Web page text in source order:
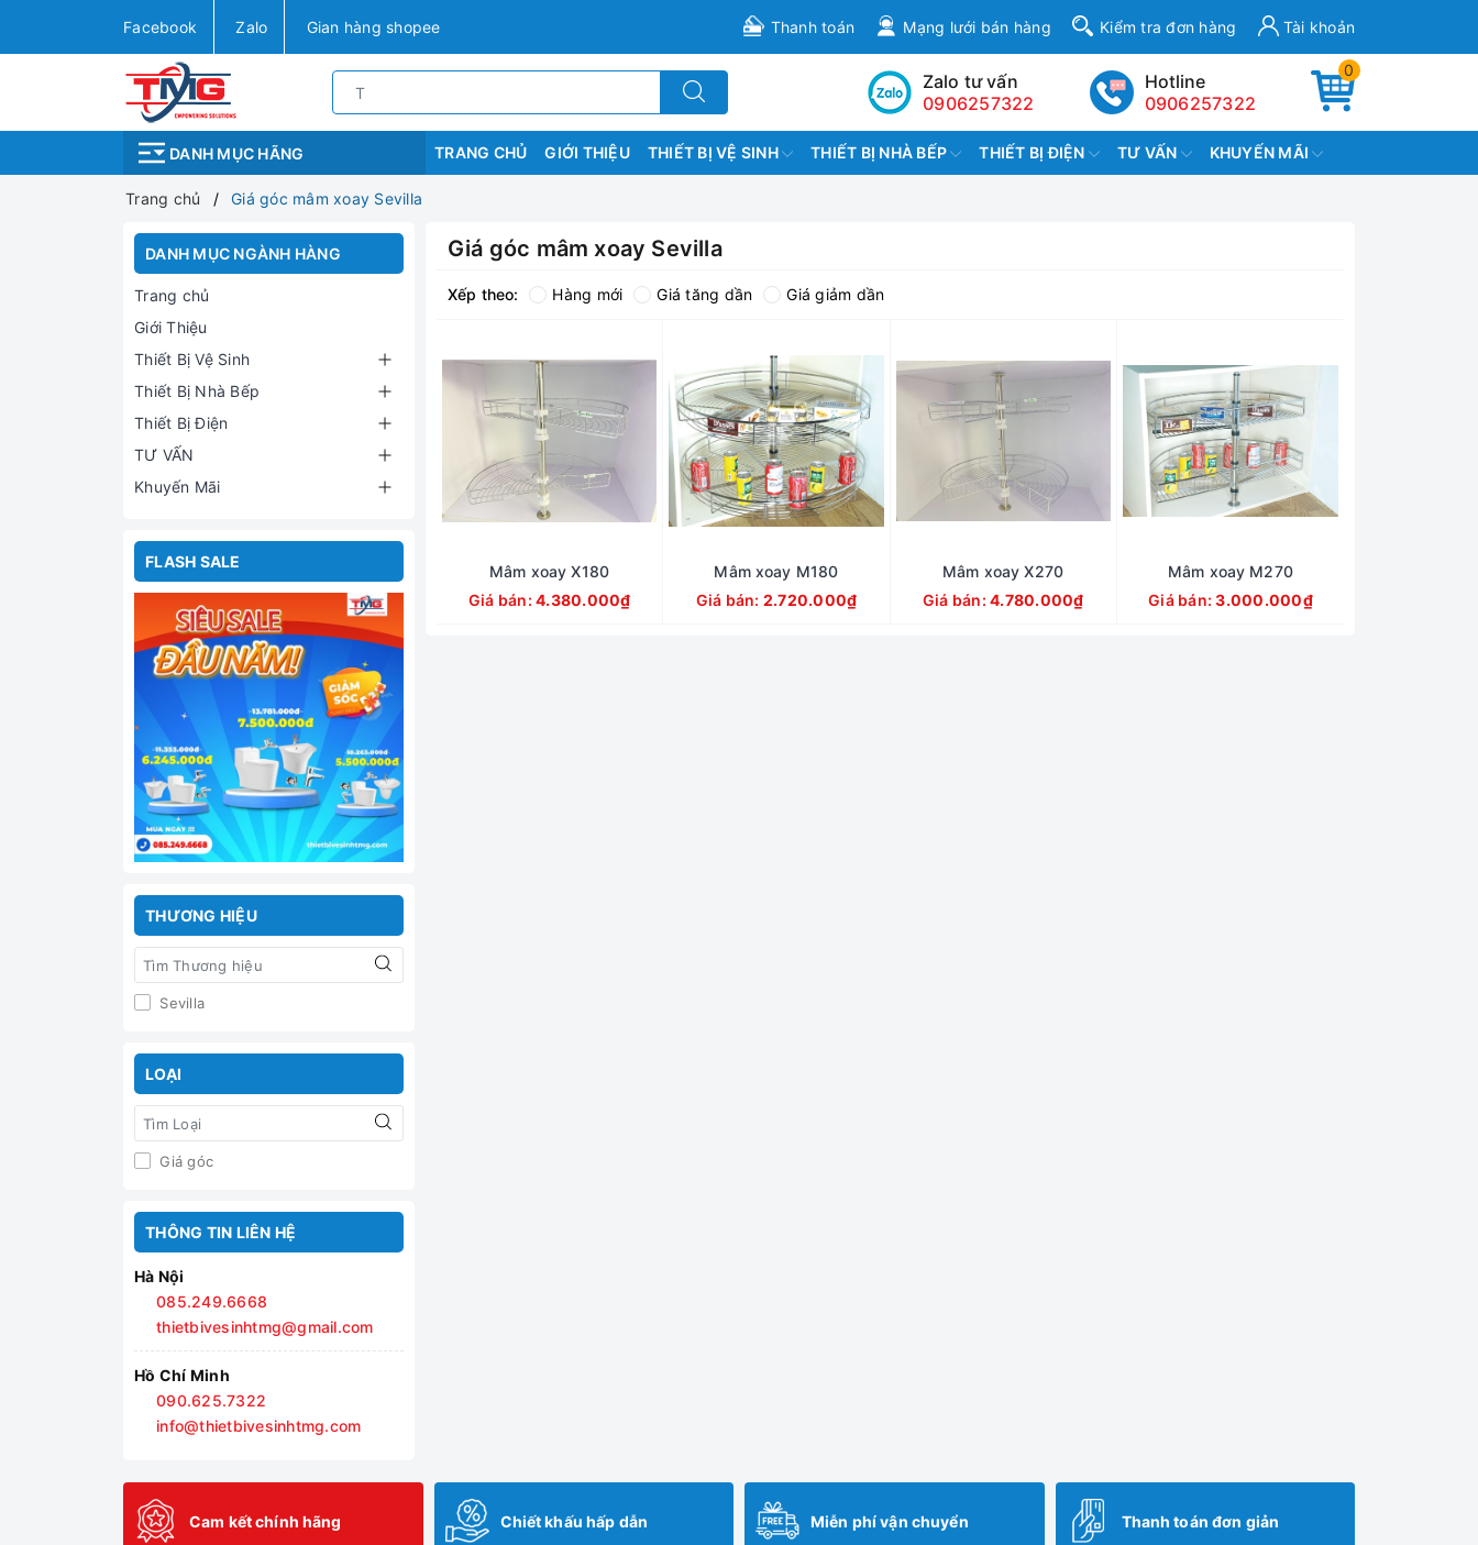
Facebook Zalo Gian hàng shopee Thanh toán Mạng lưới bán hàng Kiểm tra đơn hàng Tài khoản
0
Hotline
0906257322
Zalo tư vấn
0906257322
DANH MỤC HÃNG TRANG CHỦ GIỚI THIỆU THIẾT BỊ VỆ SINH THIẾT BỊ NHÀ BẾP THIẾT BỊ ĐIỆN TƯ VẤN KHUYẾN MÃI
Trang chủ Giá góc mâm xoay Sevilla
DANH MỤC NGÀNH HÀNG
Trang chủ
Giới Thiệu
Thiết Bị Vệ Sinh
Thiết Bị Nhà Bếp
Thiết Bị Điện
TƯ VẤN
Khuyến Mãi
FLASH SALE
THƯƠNG HIỆU
Sevilla
LOẠI
Giá góc
THÔNG TIN LIÊN HỆ
Hà Nội
085.249.6668
thietbivesinhtmg@gmail.com
Hồ Chí Minh
090.625.7322
info@thietbivesinhtmg.com
Giá góc mâm xoay Sevilla
Xếp theo: Hàng mới Giá tăng dần Giá giảm dần
Mâm xoay X180
Giá bán: 4.380.000₫
Mâm xoay M180
Giá bán: 2.720.000₫
Mâm xoay X270
Giá bán: 4.780.000₫
Mâm xoay M270
Giá bán:3.000.000₫
Cam kết chính hãng Chiết khấu hấp dẫn Miễn phí vận chuyển Thanh toán đơn giản